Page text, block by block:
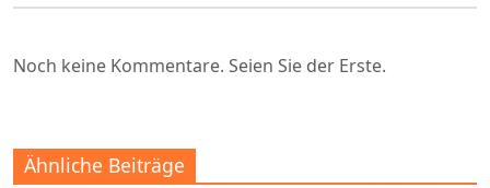
Noch keine Kommentare. Seien Sie der Erste.
Ähnliche Beiträge